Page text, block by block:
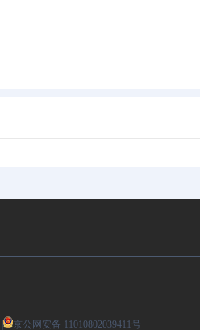
京公网安备 11010802039411号